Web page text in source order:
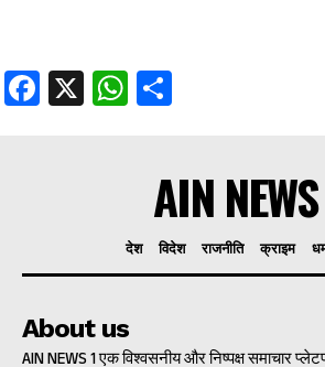
Facebook
X WhatsApp
AIN
देश विदेश राजनीति क्राइम
About us
AIN NEWS 1 एक विश्वसनीय और निष्पक्ष समाचार